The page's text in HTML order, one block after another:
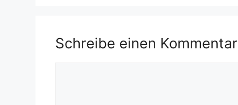
Schreibe einen Kommentar